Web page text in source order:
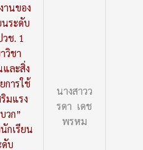
านของ
นระดับ
ช. 1
วิชา
ละสิ่ง
การใช้
มแรง
วก”
กเรียน
ดับ
นางสาวว
รดา เดช
พรหม